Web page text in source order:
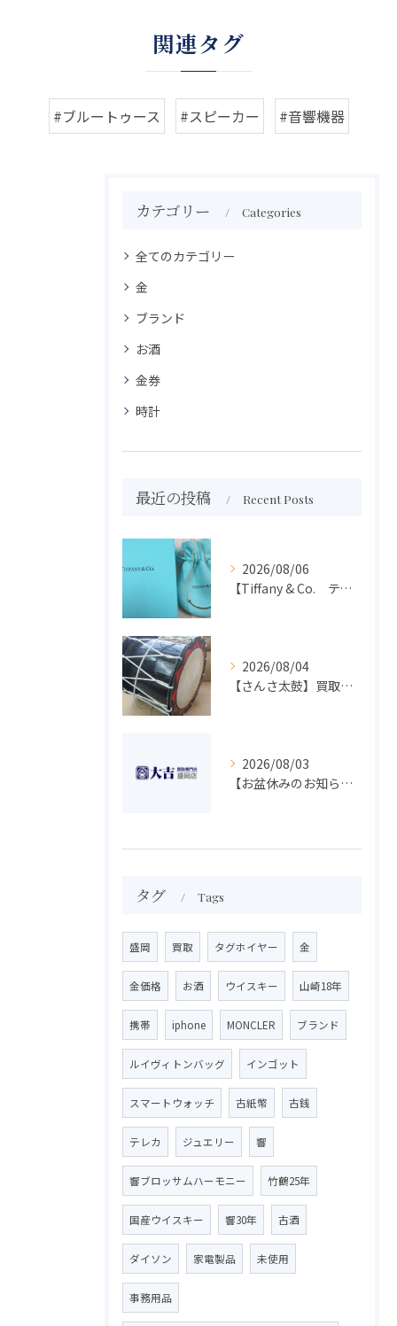
関連タグ
#ブルートゥース #スピーカー #音響機器
カテゴリー Categories
全てのカテゴリー
金
ブランド
お酒
金券
時計
最近の投稿 Recent Posts
2026/08/06
【Tiffany & Co. ティファニー】買取 大吉盛岡店 アクセサリー買取しました！！
2026/08/04
【さんさ太鼓】買取 大吉盛岡店 楽器 買取します！！
2026/08/03
【お盆休みのお知らせ】買取専門 大吉 盛岡店
タグ Tags
盛岡 買取 タグホイヤー 金
金価格 お酒 ウイスキー 山崎18年
携帯 iphone MONCLER ブランド
ルイヴィトンバッグ インゴット
スマートウォッチ 古紙幣 古銭
テレカ ジュエリー 響
響ブロッサムハーモニー 竹鶴25年
国産ウイスキー 響30年 古酒
ダイソン 家電製品 未使用
事務用品